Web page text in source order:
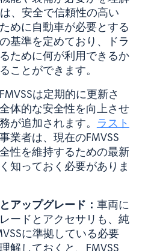
、安全で信頼性の高い
めに自動車が必要とする
基準を定めており、ドラ
ために何が利用できるか
ことができます。
FMVSSは定期的に更新さ
体的な安全性を向上させ
が追加されます。 ラスト
業者は、現在のFMVSS
性を維持するための最新
知っておく必要がありま
アップグレード： 車両に
ードとアクセサリも、純
に準拠している必要
解しておくと、FMVSS